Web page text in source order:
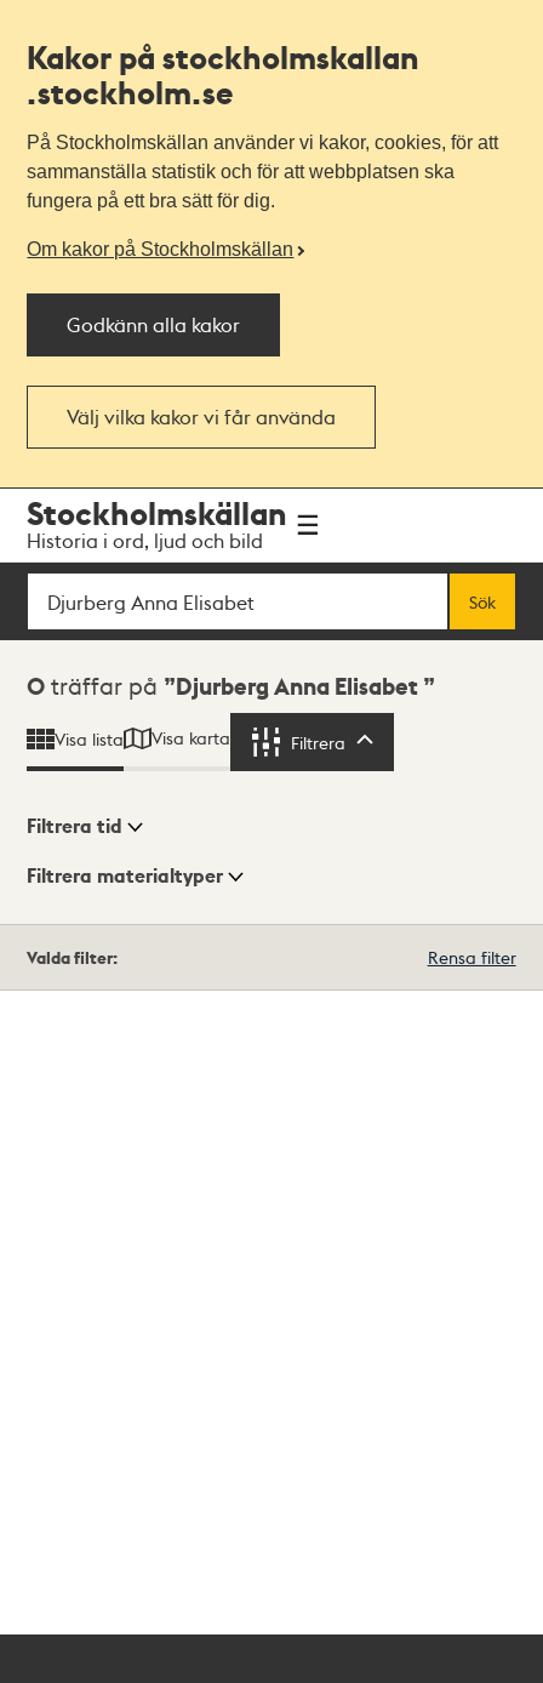
Kakor på stockholmskallan
.stockholm.se
På Stockholmskällan använder vi kakor, cookies, för att
sammanställa statistik och för att webbplatsen ska
fungera på ett bra sätt för dig.
Om kakor på Stockholmskällan
Godkänn alla kakor
Välj vilka kakor vi får använda
navigationen
huvudinnehållet
Stockholmskällan
Historia i ord, ljud och bild
Sök
Sök
Sökresultat
0 träffar på Djurberg Anna Elisabet
Visa lista Visa karta Filtrera
Visningsläge
Filtrera tid
Filtrera materialtyper
träffar
Valda filter: Rensa filter